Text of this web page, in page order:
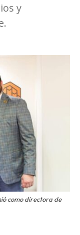
y
como directora de